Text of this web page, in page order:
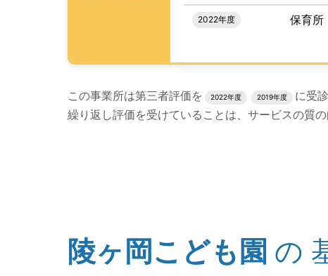
2022年度 保育所
評価結果のPDFでのダウンロードエリアの読み上げ
この事業所は第三者評価を 2022年度 2019年度
に受
繰り返し評価を受けていることは、サービスの質
(タイトル)
陵ヶ岡こども園 の